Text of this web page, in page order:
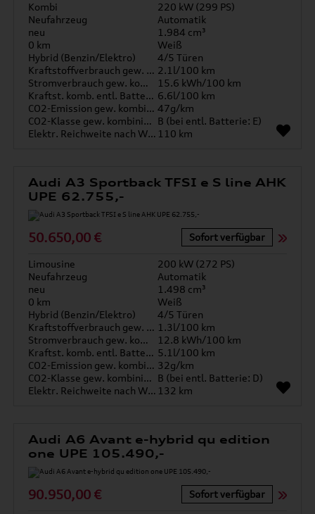
Kombi
220 kW (299 PS)
Neufahrzeug
Automatik
neu
1.984 cm³
0 km
Weiß
Hybrid (Benzin/Elektro)
4/5 Türen
Kraftstoffverbrauch gew. kombiniert 2.1l/100 km
Stromverbrauch gew. kombiniert
15.6 kWh/100 km
Kraftst. komb. entl. Batterie 6.6l/100 km
CO2-Emission gew. kombiniert 47g/km
CO2-Klasse gew. kombiniert B (bei entl. Batterie: E)
Elektr. Reichweite nach WLTP* 110 km
Audi A3 Sportback TFSI e S line AHK
UPE 62.755,-
50.650,00 € Sofort verfügbar
Limousine
200 kW (272 PS)
Neufahrzeug
Automatik
neu
1.498 cm³
0 km
Weiß
Hybrid (Benzin/Elektro)
4/5 Türen
Kraftstoffverbrauch gew. kombiniert 1.3l/100 km
Stromverbrauch gew. kombiniert
12.8 kWh/100 km
Kraftst. komb. entl. Batterie 5.1l/100 km
CO2-Emission gew. kombiniert 32g/km
CO2-Klasse gew. kombiniert B (bei entl. Batterie: D)
Elektr. Reichweite nach WLTP* 132 km
Audi A6 Avant e-hybrid qu edition
one UPE 105.490,-
90.950,00 € Sofort verfügbar